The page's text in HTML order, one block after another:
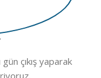
çıkış yaparak